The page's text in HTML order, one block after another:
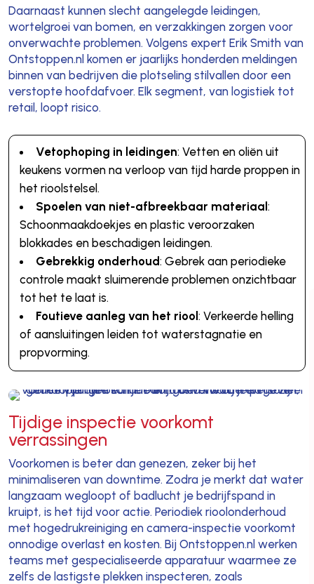
Daarnaast kunnen slecht aangelegde leidingen,
wortelgroei van bomen, en verzakkingen zorgen voor
onverwachte problemen. Volgens expert Erik Smith van
Ontstoppen.nl komen er jaarlijks honderden meldingen
binnen van bedrijven die plotseling stilvallen door een
verstopte hoofdafvoer. Elk segment, van logistiek tot
retail, loopt risico.
Vetophoping in leidingen: Vetten en oliën uit
keukens vormen na verloop van tijd harde proppen in
het rioolstelsel.
Spoelen van niet-afbreekbaar materiaal:
Schoonmaakdoekjes en plastic veroorzaken
blokkades en beschadigen leidingen.
Gebrekkig onderhoud: Gebrek aan periodieke
controle maakt sluimerende problemen onzichtbaar
tot het te laat is.
Foutieve aanleg van het riool: Verkeerde helling
of aansluitingen leiden tot waterstagnatie en
propvorming.
Tijdige inspectie voorkomt
verrassingen
Voorkomen is beter dan genezen, zeker bij het
minimaliseren van downtime. Zodra je merkt dat water
langzaam wegloopt of badlucht je bedrijfspand in
kruipt, is het tijd voor actie. Periodiek rioolonderhoud
met hogedrukreiniging en camera-inspectie voorkomt
onnodige overlast en kosten. Bij Ontstoppen.nl werken
teams met gespecialiseerde apparatuur waarmee ze
zelfs de lastigste plekken inspecteren, zoals